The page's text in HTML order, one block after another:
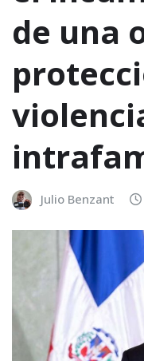
de una
Julio Benzant